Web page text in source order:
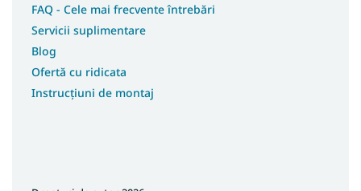
FAQ - Cele mai frecvente întrebări
Servicii suplimentare
Blog
Ofertă cu ridicata
Instrucțiuni de montaj